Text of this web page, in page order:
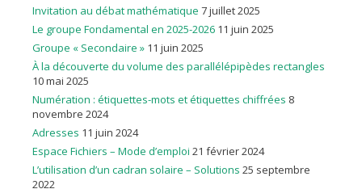
Invitation au débat mathématique 7 juillet 2025
Le groupe Fondamental en 2025-2026 11 juin 2025
Groupe « Secondaire » 11 juin 2025
À la découverte du volume des parallélépipèdes rectangles
10 mai 2025
Numération : étiquettes-mots et étiquettes chiffrées 8
novembre 2024
Adresses 11 juin 2024
Espace Fichiers – Mode d’emploi 21 février 2024
L’utilisation d’un cadran solaire – Solutions 25 septembre
2022